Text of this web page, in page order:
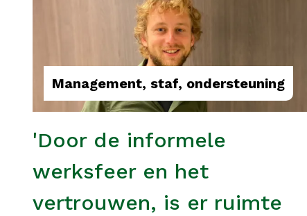
'Door de informele
werksfeer en het
vertrouwen, is er ruimte
Management, staf, ondersteuning